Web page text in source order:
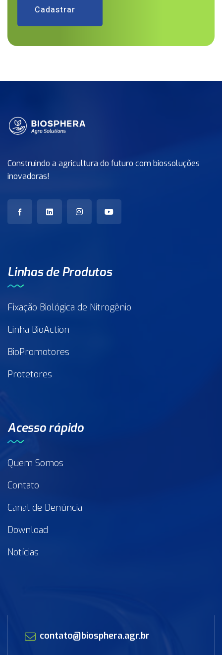
Cadastrar
Construindo a agricultura do futuro com biossoluções
inovadoras!
Linhas de Produtos
Fixação Biológica de Nitrogênio
Linha BioAction
BioPromotores
Protetores
Acesso rápido
Quem Somos
Contato
Canal de Denúncia
Download
Notícias
contato@biosphera.agr.br